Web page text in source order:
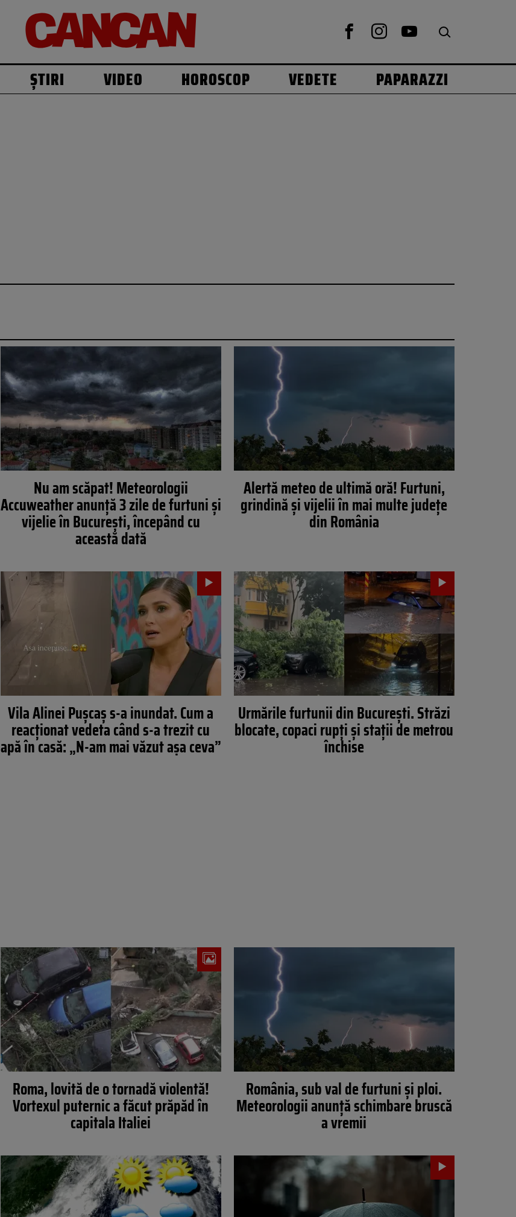
ȘTIRI VIDEO HOROSCOP VEDETE PAPARAZZI
Nu am scăpat! Meteorologii
Accuweather anunță 3 zile de furtuni și
vijelie în București, începând cu
această dată
Alertă meteo de ultimă oră! Furtuni,
grindină și vijelii în mai multe județe
din România
Vila Alinei Pușcaș s-a inundat. Cum a
reacționat vedeta când s-a trezit cu
apă în casă: „N-am mai văzut așa ceva”
Urmările furtunii din București. Străzi
blocate, copaci rupți și stații de metrou
închise
Roma, lovită de o tornadă violentă!
Vortexul puternic a făcut prăpăd în
capitala Italiei
România, sub val de furtuni și ploi.
Meteorologii anunță schimbare bruscă
a vremii